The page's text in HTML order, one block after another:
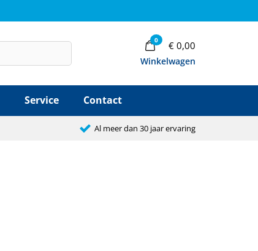
0 €0,00
Winkelwagen
Service Contact
Al meer dan 30 jaar ervaring